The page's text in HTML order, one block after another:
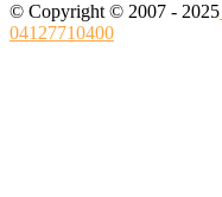
© Copyright © 2007 - 2025
04127710400